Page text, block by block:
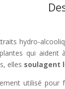
hydro-
qui aident
elles soulagent
utilisé